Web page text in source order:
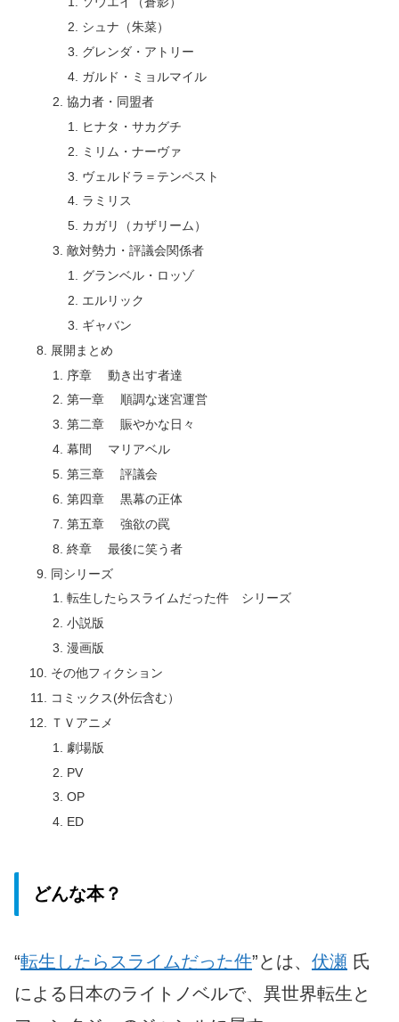
シュナ（朱菜）
グレンダ・アトリー
ガルド・ミョルマイル
協力者・同盟者
ヒナタ・サカグチ
ミリム・ナーヴァ
ヴェルドラ＝テンペスト
ラミリス
カガリ（カザリーム）
敵対勢力・評議会関係者
グランベル・ロッゾ
エルリック
ギャバン
展開まとめ
序章 動き出す者達
第一章 順調な迷宮運営
第二章 賑やかな日々
幕間 マリアベル
第三章 評議会
第四章 黒幕の正体
第五章 強欲の罠
終章 最後に笑う者
同シリーズ
転生したらスライムだった件 シリーズ
小説版
漫画版
その他フィクション
コミックス(外伝含む）
ＴＶアニメ
劇場版
PV
OP
ED
どんな本？
“転生したらスライムだった件”とは、 伏瀬 氏
による日本のライトノベルで、異世界転生と